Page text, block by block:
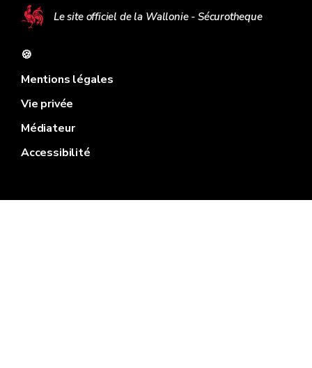
Le site officiel de la Wallonie - Sécurotheque
🍪
Mentions légales
Vie privée
Médiateur
Accessibilité